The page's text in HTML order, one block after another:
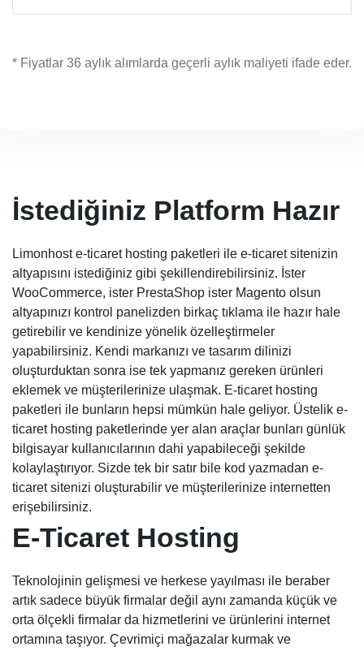
* Fiyatlar 36 aylık alımlarda geçerli aylık maliyeti ifade eder.
E-Ticaret Hosting
Teknolojinin gelişmesi ve herkese yayılması ile beraber
artık sadece büyük firmalar değil aynı zamanda küçük ve
orta ölçekli firmalar da hizmetlerini ve ürünlerini internet
ortamına taşıyor. Çevrimiçi mağazalar kurmak ve
İstediğiniz Platform Hazır
Limonhost e-ticaret hosting paketleri ile e-ticaret sitenizin
altyapısını istediğiniz gibi şekillendirebilirsiniz. İster
WooCommerce, ister PrestaShop ister Magento olsun
altyapınızı kontrol panelizden birkaç tıklama ile hazır hale
getirebilir ve kendinize yönelik özelleştirmeler
yapabilirsiniz. Kendi markanızı ve tasarım dilinizi
oluşturduktan sonra ise tek yapmanız gereken ürünleri
eklemek ve müşterilerinize ulaşmak. E-ticaret hosting
paketleri ile bunların hepsi mümkün hale geliyor. Üstelik e-
ticaret hosting paketlerinde yer alan araçlar bunları günlük
bilgisayar kullanıcılarının dahi yapabileceği şekilde
kolaylaştırıyor. Sizde tek bir satır bile kod yazmadan e-
ticaret sitenizi oluşturabilir ve müşterilerinize internetten
erişebilirsiniz.